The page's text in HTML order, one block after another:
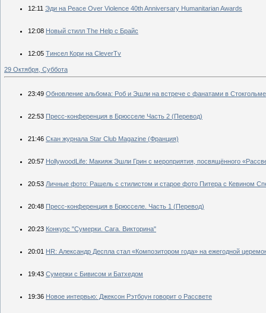
12:11 Эди на Peace Over Violence 40th Anniversary Humanitarian Awards
12:08 Новый стилл The Help с Брайс
12:05 Тинсел Кори на CleverTv
29 Октября, Суббота
23:49 Обновление альбома: Роб и Эшли на встрече с фанатами в
22:53 Пресс-конференция в Брюсселе Часть 2 (Перевод)
21:46 Скан журнала Star Club Magazine (Франция)
20:57 HollywoodLife: Макияж Эшли Грин с мероприятия, посвящённого
20:53 Личные фото: Рашель с стилистом и старое фото Питера с Кевином
20:48 Пресс-конференция в Брюсселе. Часть 1 (Перевод)
20:23 Конкурс "Сумерки. Сага. Викторина"
20:01 HR: Александр Деспла стал «Композитором года» на ежегодной
19:43 Сумерки с Бивисом и Батхедом
19:36 Новое интервью: Джексон Рэтбоун говорит о Рассвете